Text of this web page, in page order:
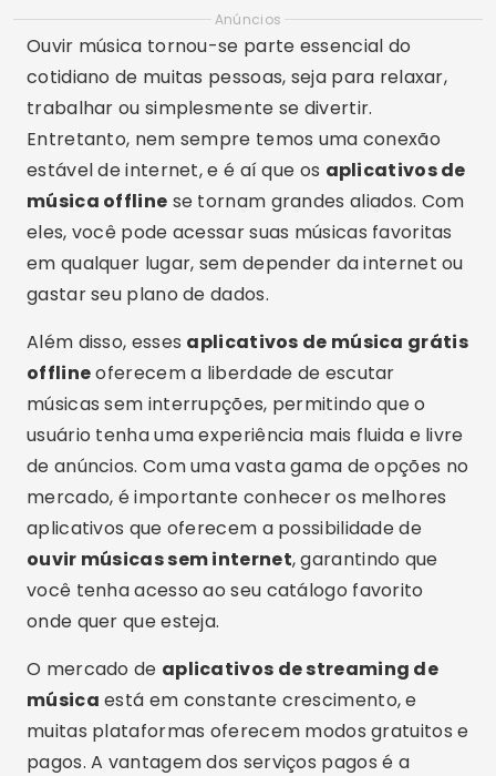
Anúncios
Ouvir música tornou-se parte essencial do
cotidiano de muitas pessoas, seja para relaxar,
trabalhar ou simplesmente se divertir.
Entretanto, nem sempre temos uma conexão
estável de internet, e é aí que os aplicativos de
música offline se tornam grandes aliados. Com
eles, você pode acessar suas músicas favoritas
em qualquer lugar, sem depender da internet ou
gastar seu plano de dados.
Além disso, esses aplicativos de música grátis
offlineoferecem a liberdade de escutar
músicas sem interrupções, permitindo que o
usuário tenha uma experiência mais fluida e livre
de anúncios. Com uma vasta gama de opções no
mercado, é importante conhecer os melhores
aplicativos que oferecem a possibilidade de
ouvir músicas sem internet, garantindo que
você tenha acesso ao seu catálogo favorito
onde quer que esteja.
O mercado de aplicativos de streaming de
música está em constante crescimento, e
muitas plataformas oferecem modos gratuitos e
pagos. A vantagem dos serviços pagos é a